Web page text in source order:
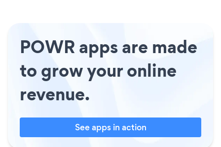
POWR apps are made
to grow your online
revenue.
See apps in action